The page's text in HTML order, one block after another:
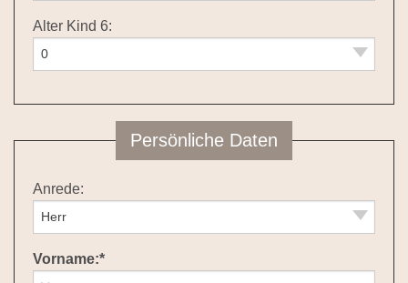
Alter Kind 6:
Persönliche Daten
Anrede:
Vorname:*